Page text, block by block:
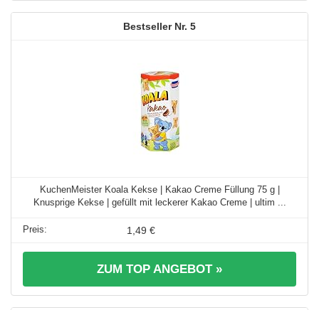
5
KuchenMeister Koala Kekse | Kakao Creme Füllung 75 g |
Knusprige Kekse | gefüllt mit leckerer Kakao Creme | ultim ...
1,49 €
ZUM TOP ANGEBOT »